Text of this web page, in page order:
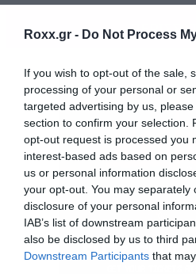
Roxx.gr - Do Not Process
If you wish to opt-out of the sale,
processing of your personal or
targeted advertising by us,
section to confirm your selection.
opt-out request is processed you
interest-based ads based on
us or personal information
your opt-out. You may separately
disclosure of your personal
IAB’s list of downstream
also be disclosed by us to third
Downstream Participants that
ζητάει βοήθεια από τον
από τον Doctor Strange.
Doctor Strange να τον
μείνει στο πλεύρο της
τελευταίες της στιγμές.